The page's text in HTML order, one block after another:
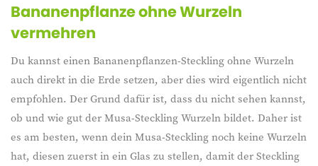
Bananenpflanze ohne Wurzeln
vermehren
Du kannst einen Bananenpflanzen-Steckling ohne Wurzeln
auch direkt in die Erde setzen, aber dies wird eigentlich nicht
empfohlen. Der Grund dafür ist, dass du nicht sehen kannst,
ob und wie gut der Musa-Steckling Wurzeln bildet. Daher ist
es am besten, wenn dein Musa-Steckling noch keine Wurzeln
hat, diesen zuerst in ein Glas zu stellen, damit der Steckling